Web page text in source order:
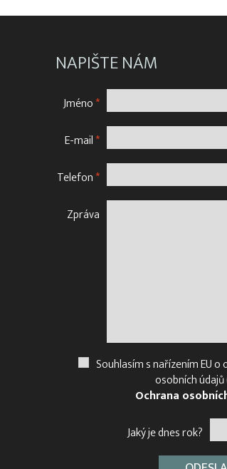
NAPIŠTE NÁM
Jméno*
E-mail*
Telefon*
Zpráva
Souhlasím s nařízením EU o
osobních údajů
Ochrana
Jaký je dnes rok?